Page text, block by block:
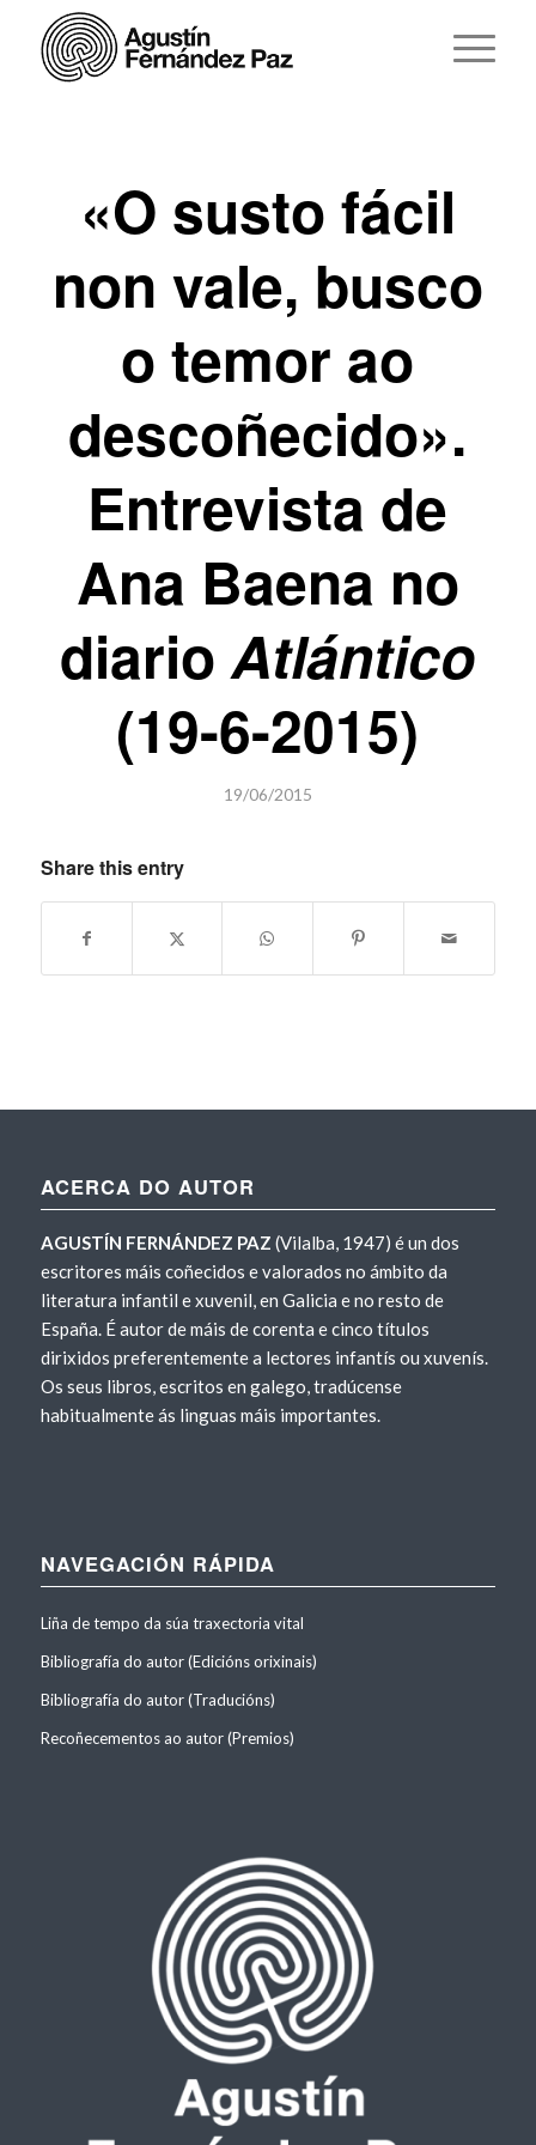
«O susto fácil
non vale, busco
o temor ao
descoñecido».
Entrevista de
Ana Baena no
diarioAtlántico
(19-6-2015)
19/06/2015
Share this entry
ACERCA DO AUTOR
AGUSTÍN FERNÁNDEZ PAZ (Vilalba, 1947) é un dos
escritores máis coñecidos e valorados no ámbito da
literatura infantil e xuvenil, en Galicia e no resto de
España. É autor de máis de corenta e cinco títulos
dirixidos preferentemente a lectores infantís ou xuvenís.
Os seus libros, escritos en galego, tradúcense
habitualmente ás linguas máis importantes.
NAVEGACIÓN RÁPIDA
Liña de tempo da súa traxectoria vital
Bibliografía do autor (Edicións orixinais)
Bibliografía do autor (Traducións)
Recoñecementos ao autor (Premios)